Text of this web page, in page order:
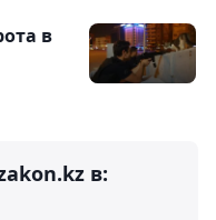
в
в: